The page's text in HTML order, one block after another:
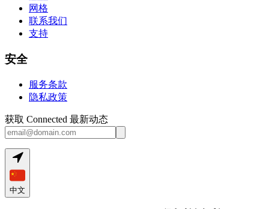
网格
联系我们
支持
安全
服务条款
隐私政策
获取 Connected 最新动态
中文